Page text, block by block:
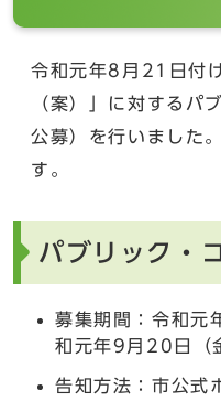
令和元年8月21日付
（案）」に対するパ
公募）を行いました
す。
パブリック・
募集期間：令和元
和元年9月20日（
告知方法：市公式